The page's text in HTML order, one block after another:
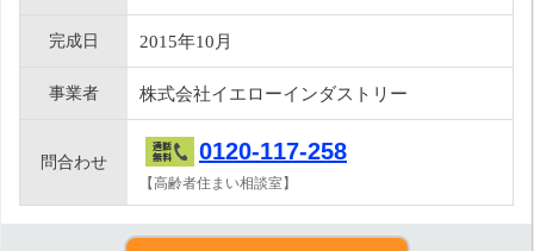
完成日 2015年10月
事業者 株式会社イエローインダストリー
問合わせ 0120-117-258
【高齢者住まい相談室】